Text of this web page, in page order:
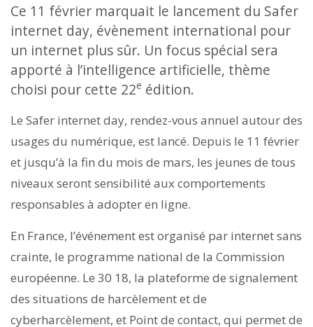
Ce 11 février marquait le lancement du Safer
internet day, évènement international pour
un internet plus sûr. Un focus spécial sera
apporté à l’intelligence artificielle, thème
choisi pour cette 22e édition.
Le Safer internet day, rendez-vous annuel autour des
usages du numérique, est lancé. Depuis le 11 février
et jusqu’à la fin du mois de mars, les jeunes de tous
niveaux seront sensibilité aux comportements
responsables à adopter en ligne.
En France, l’événement est organisé par internet sans
crainte, le programme national de la Commission
européenne. Le 30 18, la plateforme de signalement
des situations de harcèlement et de
cyberharcèlement, et Point de contact, qui permet de